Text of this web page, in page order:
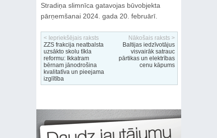
Stradiņa slimnīca gatavojas būvobjekta
pārņemšanai 2024. gada 20. februārī.
< Iepriekšējais raksts
ZZS frakcija neatbalsta
uzsākto skolu tīkla
reformu: Ikkatram
bērnam jānodrošina
kvalitatīva un pieejama
izglītība
Nākošais raksts >
Baltijas iedzīvotājus
visvairāk satrauc
pārtikas un elektrības
cenu kāpums